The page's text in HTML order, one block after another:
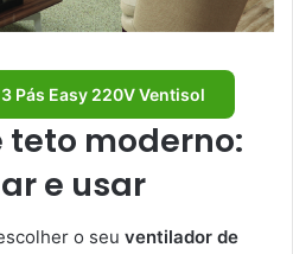
Pás Easy 220V Ventisol
moderno:
e usar
o seu ventilador de